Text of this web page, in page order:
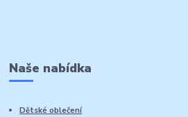
Naše nabídka
Dětské oblečení